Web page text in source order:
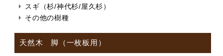
スギ（杉/神代杉/屋久杉）
その他の樹種
天然木 脚（一枚板用）